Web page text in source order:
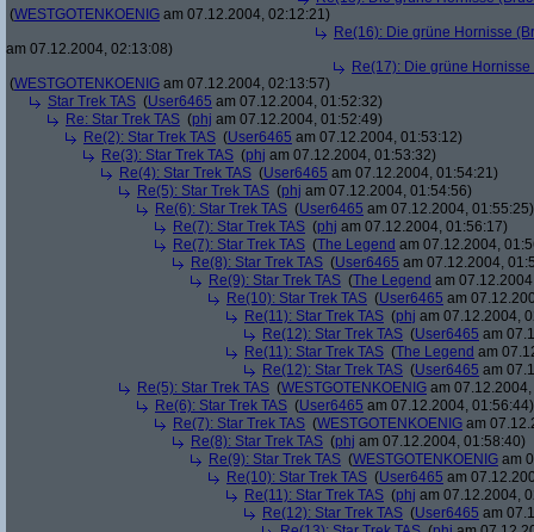
(WESTGOTENKOENIG am 07.12.2004, 02:12:21)
Re(16): Die grüne Hornisse
am 07.12.2004, 02:13:08)
Re(17): Die grüne
(WESTGOTENKOENIG am 07.12.2004, 02:13:57)
Star Trek TAS (User6465 am 07.12.2004, 01:52:32)
Re: Star Trek TAS (phj am 07.12.2004, 01:52:49)
Re(2): Star Trek TAS (User6465 am 07.12.2004, 01:53:12)
Re(3): Star Trek TAS (phj am 07.12.2004, 01:53:32)
Re(4): Star Trek TAS (User6465 am 07.12.2004, 01:54:21)
Re(5): Star Trek TAS (phj am 07.12.2004, 01:54:56)
Re(6): Star Trek TAS (User6465 am 07.12.2004, 01:55:25)
Re(7): Star Trek TAS (phj am 07.12.2004, 01:56:17)
Re(7): Star Trek TAS (The Legend am 07.12.2004,
Re(8): Star Trek TAS (User6465 am 07.12.2004,
Re(9): Star Trek TAS (The Legend am
Re(10): Star Trek TAS (User6465 am
Re(11): Star Trek TAS (phj am 07.12.2004,
Re(12): Star Trek TAS (User6465 am
Re(11): Star Trek TAS (The Legend am
Re(12): Star Trek TAS (User6465 am
Re(5): Star Trek TAS (WESTGOTENKOENIG am
Re(6): Star Trek TAS (User6465 am 07.12.2004, 01:56:44)
Re(7): Star Trek TAS (WESTGOTENKOENIG am
Re(8): Star Trek TAS (phj am 07.12.2004, 01:58:40)
Re(9): Star Trek TAS (WESTGOTENKOENIG am
Re(10): Star Trek TAS (User6465 am
Re(11): Star Trek TAS (phj am 07.12.2004,
Re(12): Star Trek TAS (User6465 am